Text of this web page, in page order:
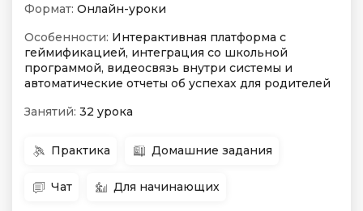
Формат: Онлайн-уроки
Особенности: Интерактивная платформа с
геймификацией, интеграция со школьной
программой, видеосвязь внутри системы и
автоматические отчеты об успехах для родителей
Занятий: 32 урока
Практика Домашние задания
Чат Для начинающих